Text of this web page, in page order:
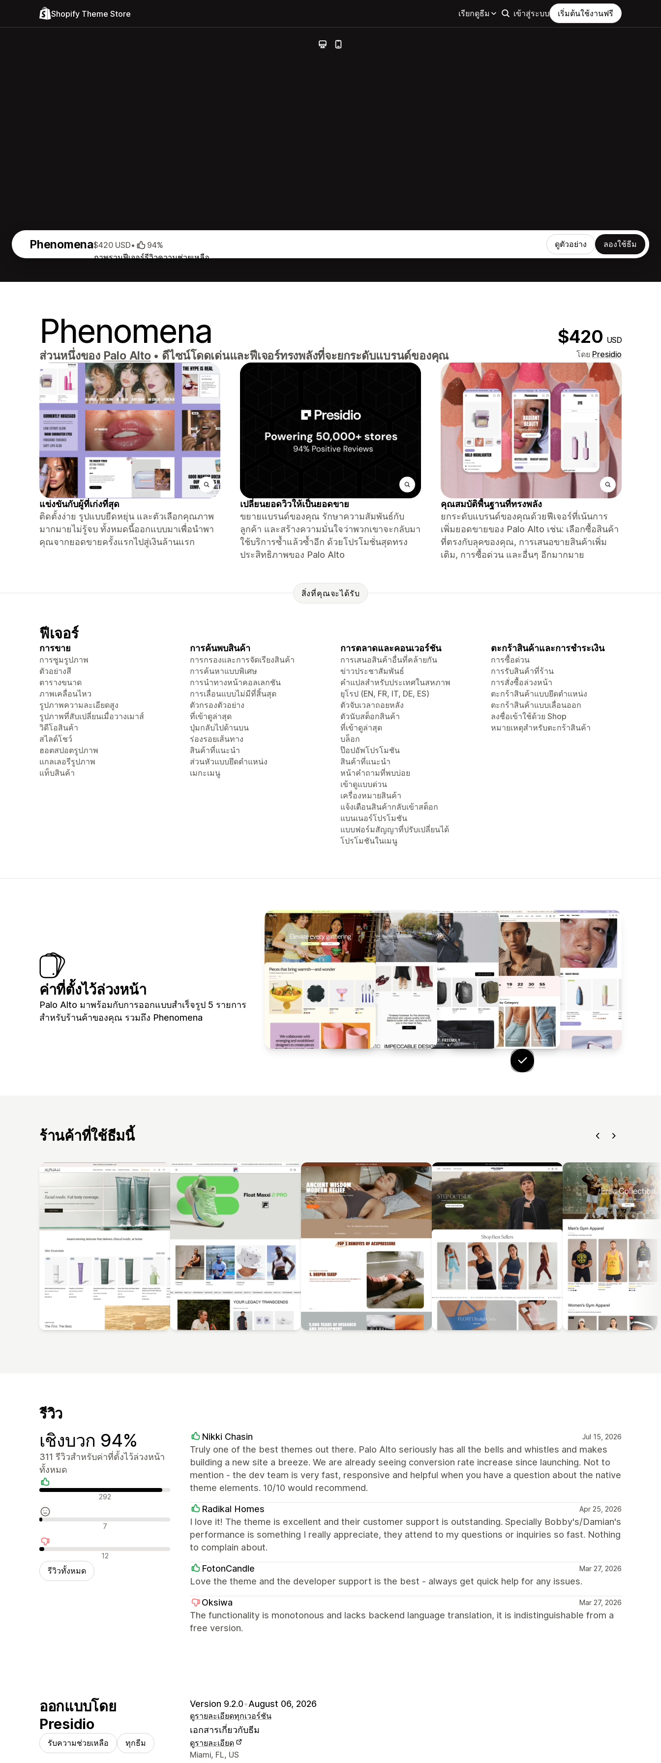
Shopify Theme Store เรียกดูธีม เข้าสู่ระบบ เริ่มต้นใช้งานฟรี
Phenomena
ภาพรวมฟีเจอร์รีวิวความช่วยเหลือ
$420 USD• 94% ดูตัวอย่าง ลองใช้ธีม
Phenomena $420 USD
ส่วนหนึ่งของ Palo Alto • ดีไซน์โดดเด่นและฟีเจอร์ทรงพลังที่จะยกระดับแบรนด์ของคุณ โดย Presidio
แข่งขันกับผู้ที่เก่งที่สุด
ติดตั้งง่าย รูปแบบยืดหยุ่น และตัวเลือกคุณภาพ
มากมายไม่รู้จบ ทั้งหมดนี้ออกแบบมาเพื่อนำพา
คุณจากยอดขายครั้งแรกไปสู่เงินล้านแรก
เปลี่ยนยอดวิวให้เป็นยอดขาย
ขยายแบรนด์ของคุณ รักษาความสัมพันธ์กับ
ลูกค้า และสร้างความมั่นใจว่าพวกเขาจะกลับมา
ใช้บริการซ้ำแล้วซ้ำอีก ด้วยโปรโมชั่นสุดทรง
ประสิทธิภาพของ Palo Alto
คุณสมบัติพื้นฐานที่ทรงพลัง
ยกระดับแบรนด์ของคุณด้วยฟีเจอร์ที่เน้นการ
เพิ่มยอดขายของ Palo Alto เช่น: เลือกซื้อสินค้า
ที่ตรงกับลุคของคุณ, การเสนอขายสินค้าเพิ่ม
เติม, การซื้อด่วน และอื่นๆ อีกมากมาย
สิ่งที่คุณจะได้รับ
ฟีเจอร์
การขาย
การซูมรูปภาพ
ตัวอย่างสี
ตารางขนาด
ภาพเคลื่อนไหว
รูปภาพความละเอียดสูง
รูปภาพที่สับเปลี่ยนเมื่อวางเมาส์
วิดีโอสินค้า
สไลด์โชว์
ฮอตสปอตรูปภาพ
แกลเลอรีรูปภาพ
แท็บสินค้า
การค้นพบสินค้า
การกรองและการจัดเรียงสินค้า
การค้นหาแบบพิเศษ
การนำทางหน้าคอลเลกชัน
การเลื่อนแบบไม่มีที่สิ้นสุด
ตัวกรองตัวอย่าง
ที่เข้าดูล่าสุด
ปุ่มกลับไปด้านบน
ร่องรอยเส้นทาง
สินค้าที่แนะนำ
ส่วนหัวแบบยึดตำแหน่ง
เมกะเมนู
การตลาดและคอนเวอร์ชัน
การเสนอสินค้าอื่นที่คล้ายกัน
ข่าวประชาสัมพันธ์
คำแปลสำหรับประเทศในสหภาพ
ยุโรป (EN, FR, IT, DE, ES)
ตัวจับเวลาถอยหลัง
ตัวนับสต็อกสินค้า
ที่เข้าดูล่าสุด
บล็อก
ป๊อปอัพโปรโมชัน
สินค้าที่แนะนำ
หน้าคำถามที่พบบ่อย
เข้าดูแบบด่วน
เครื่องหมายสินค้า
แจ้งเตือนสินค้ากลับเข้าสต็อก
แบนเนอร์โปรโมชัน
แบบฟอร์มสัญญาที่ปรับเปลี่ยนได้
โปรโมชันในเมนู
ตะกร้าสินค้าและการชำระเงิน
การซื้อด่วน
การรับสินค้าที่ร้าน
การสั่งซื้อล่วงหน้า
ตะกร้าสินค้าแบบยึดตำแหน่ง
ตะกร้าสินค้าแบบเลื่อนออก
ลงชื่อเข้าใช้ด้วย Shop
หมายเหตุสำหรับตะกร้าสินค้า
ค่าที่ตั้งไว้ล่วงหน้า
Palo Alto มาพร้อมกับการออกแบบสำเร็จรูป 5 รายการ
สำหรับร้านค้าของคุณ รวมถึง Phenomena
ร้านค้าที่ใช้ธีมนี้
รีวิว
เชิงบวก 94%
311 รีวิวสำหรับค่าที่ตั้งไว้ล่วงหน้า
ทั้งหมด
รีวิวเชิงบวก 292
รีวิวที่เป็นกลาง 7
รีวิวเชิงลบ 12
รีวิวทั้งหมด
Nikki Chasin Jul 15, 2026
Truly one of the best themes out there. Palo Alto seriously has all the bells and whistles and makes
building a new site a breeze. We are already seeing conversion rate increase since launching. Not to
mention - the dev team is very fast, responsive and helpful when you have a question about the native
theme elements. 10/10 would recommend.
Radikal Homes Apr 25, 2026
I love it! The theme is excellent and their customer support is outstanding. Specially Bobby's/Damian's
performance is something I really appreciate, they attend to my questions or inquiries so fast. Nothing
to complain about.
FotonCandle Mar 27, 2026
Love the theme and the developer support is the best - always get quick help for any issues.
Oksiwa Mar 27, 2026
The functionality is monotonous and lacks backend language translation, it is indistinguishable from a
free version.
ออกแบบโดย
Presidio
รับความช่วยเหลือ ทุกธีม
Version 9.2.0•August 06, 2026
ดูรายละเอียดทุกเวอร์ชัน
เอกสารเกี่ยวกับธีม
ดูรายละเอียด
รายละเอียดการติดต่อผู้ออกแบบ
Miami, FL, US